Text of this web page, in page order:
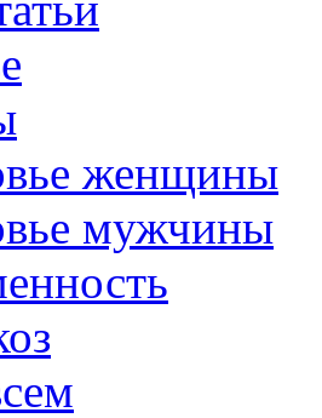
женщины
мужчины